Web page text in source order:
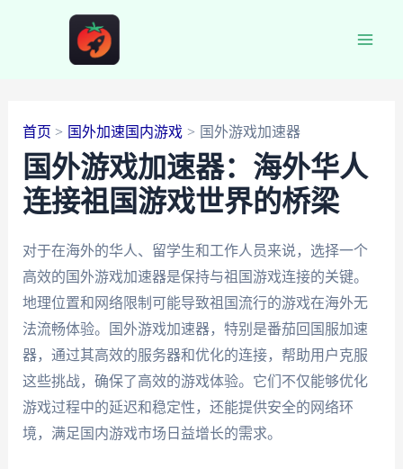
首页 国外加速国内游戏 国外游戏加速器
国外游戏加速器：海外华人
连接祖国游戏世界的桥梁
对于在海外的华人、留学生和工作人员来说，选择一个
高效的国外游戏加速器是保持与祖国游戏连接的关键。
地理位置和网络限制可能导致祖国流行的游戏在海外无
法流畅体验。国外游戏加速器，特别是番茄回国服加速
器，通过其高效的服务器和优化的连接，帮助用户克服
这些挑战，确保了高效的游戏体验。它们不仅能够优化
游戏过程中的延迟和稳定性，还能提供安全的网络环
境，满足国内游戏市场日益增长的需求。